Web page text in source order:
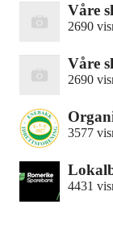
Våre
2690
Våre
2690
3577
4431